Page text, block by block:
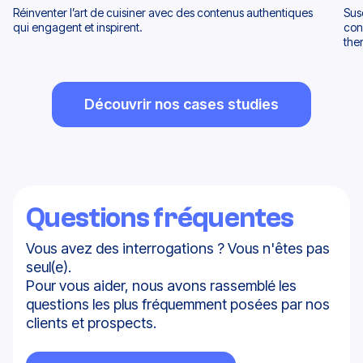
Réinventer l’art de cuisiner avec des contenus authentiques
qui engagent et inspirent.
Découvrir nos cases studies
Questions fréquentes
Vous avez des interrogations ? Vous n'êtes pas
seul(e).
Pour vous aider, nous avons rassemblé les
questions les plus fréquemment posées par nos
clients et prospects.